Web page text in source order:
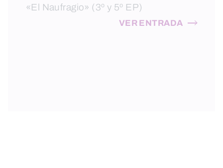
«El Naufragio» (3º y 5º EP)
VER ENTRADA